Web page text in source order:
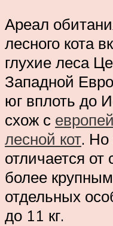
Ареал
лесного кота
глухие леса
Западной
юг вплоть до
схож с
лесной кот. Но
отличается от
более
отдельных
до 11 кг.